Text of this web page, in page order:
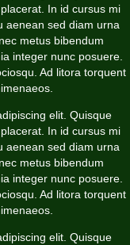
In id cursus mi
aenean sed diam urna
metus bibendum
integer nunc posuere.
Ad litora torquent
elit. Quisque
In id cursus mi
aenean sed diam urna
metus bibendum
integer nunc posuere.
Ad litora torquent
elit. Quisque